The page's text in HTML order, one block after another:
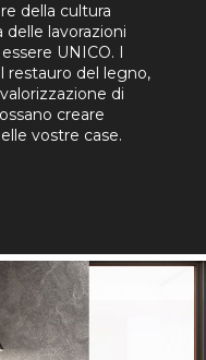
della cultura
delle lavorazioni
UNICO. I
restauro del legno,
di
creare
vostre case.